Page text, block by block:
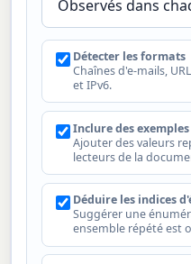
Détecter les formats
Chaînes d'e-mails,
et IPv6.
Inclure des exemples
Ajouter des valeurs
lecteurs de la
Déduire les indices
Suggérer une
ensemble répété est